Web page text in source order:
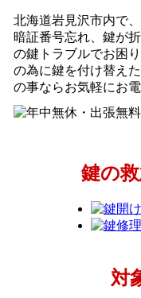
北海道岩見沢市内で
暗証番号忘れ、鍵が
の鍵トラブルでお困
の為に鍵を付け替え
の事ならお気軽にお電
鍵の
対